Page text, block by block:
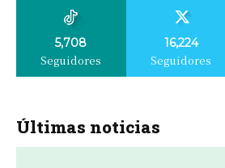
5,708
Seguidores
16,224
Seguidores
Últimas noticias